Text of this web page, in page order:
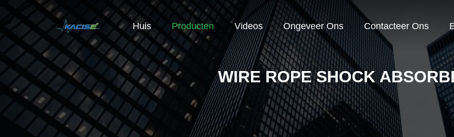
Huis Producten Videos Ongeveer Ons Contacteer Ons
WIRE ROPE SHOCK